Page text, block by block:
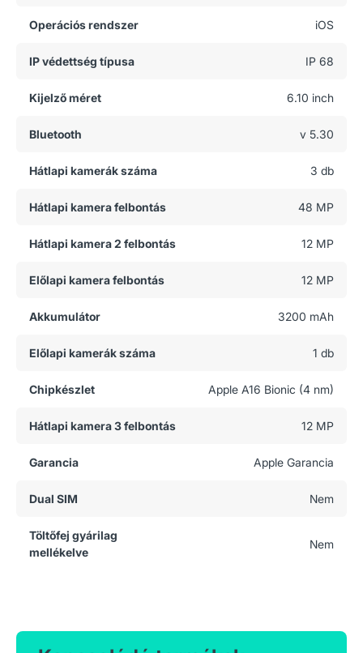
Operációs rendszer iOS
IP védettség típusa IP 68
Kijelző méret 6.10 inch
Bluetooth v 5.30
Hátlapi kamerák száma 3 db
Hátlapi kamera felbontás 48 MP
Hátlapi kamera 2 felbontás 12 MP
Előlapi kamera felbontás 12 MP
Akkumulátor 3200 mAh
Előlapi kamerák száma 1 db
Chipkészlet Apple A16 Bionic (4 nm)
Hátlapi kamera 3 felbontás 12 MP
Garancia Apple Garancia
Dual SIM Nem
Töltőfej gyárilag
mellékelve
Nem